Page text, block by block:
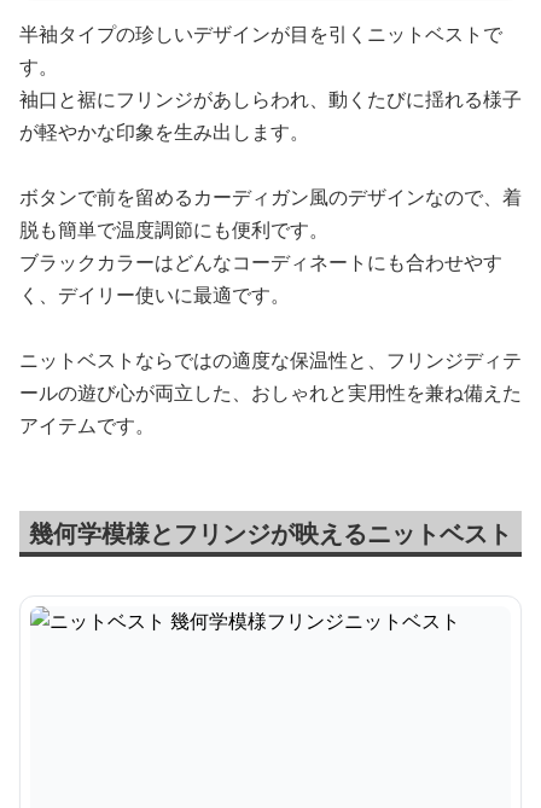
半袖タイプの珍しいデザインが目を引くニットベストで
す。
袖口と裾にフリンジがあしらわれ、動くたびに揺れる様子
が軽やかな印象を生み出します。
ボタンで前を留めるカーディガン風のデザインなので、着
脱も簡単で温度調節にも便利です。
ブラックカラーはどんなコーディネートにも合わせやす
く、デイリー使いに最適です。
ニットベストならではの適度な保温性と、フリンジディテ
ールの遊び心が両立した、おしゃれと実用性を兼ね備えた
アイテムです。
幾何学模様とフリンジが映えるニットベスト